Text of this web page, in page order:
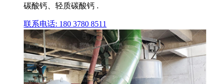
碳酸钙、轻质碳酸钙 .
联系电话: 180 3780 8511